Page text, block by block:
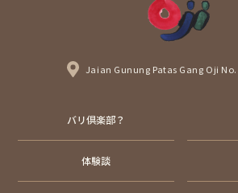
Jaian Gunung Patas Gang Oji
バリ倶楽部？
体験談